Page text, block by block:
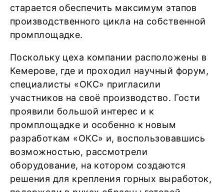
старается обеспечить максимум этапов
производственного цикла на собственной
промплощадке.
Поскольку цеха компании расположены в
Кемерове, где и проходил научный форум,
специалисты «ОКС» пригласили
участников на своё производство. Гости
проявили большой интерес и к
промплощадке и особенно к новым
разработкам «ОКС» и, воспользовавшись
возможностью, рассмотрели
оборудование, на котором создаются
решения для крепления горных выработок,